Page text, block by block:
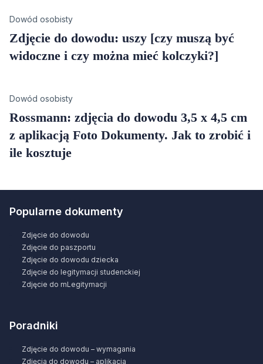
Category
Dowód osobisty
Zdjęcie do dowodu: uszy [czy muszą być
widoczne i czy można mieć kolczyki?]
Category
Dowód osobisty
Rossmann: zdjęcia do dowodu 3,5 x 4,5 cm
z aplikacją Foto Dokumenty. Jak to zrobić i
ile kosztuje
Popularne dokumenty
Zdjęcie do dowodu
Zdjęcie do paszportu
Zdjęcie do dowodu dziecka
Zdjęcie do legitymacji studenckiej
Zdjęcie do mLegitymacji
Poradniki
Zdjęcie do dowodu – wymagania
Zdjęcia do dowodu – aplikacja